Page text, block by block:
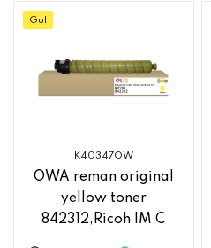
Gul
K40347OW
OWA reman original
yellow toner
842312,Ricoh IM C